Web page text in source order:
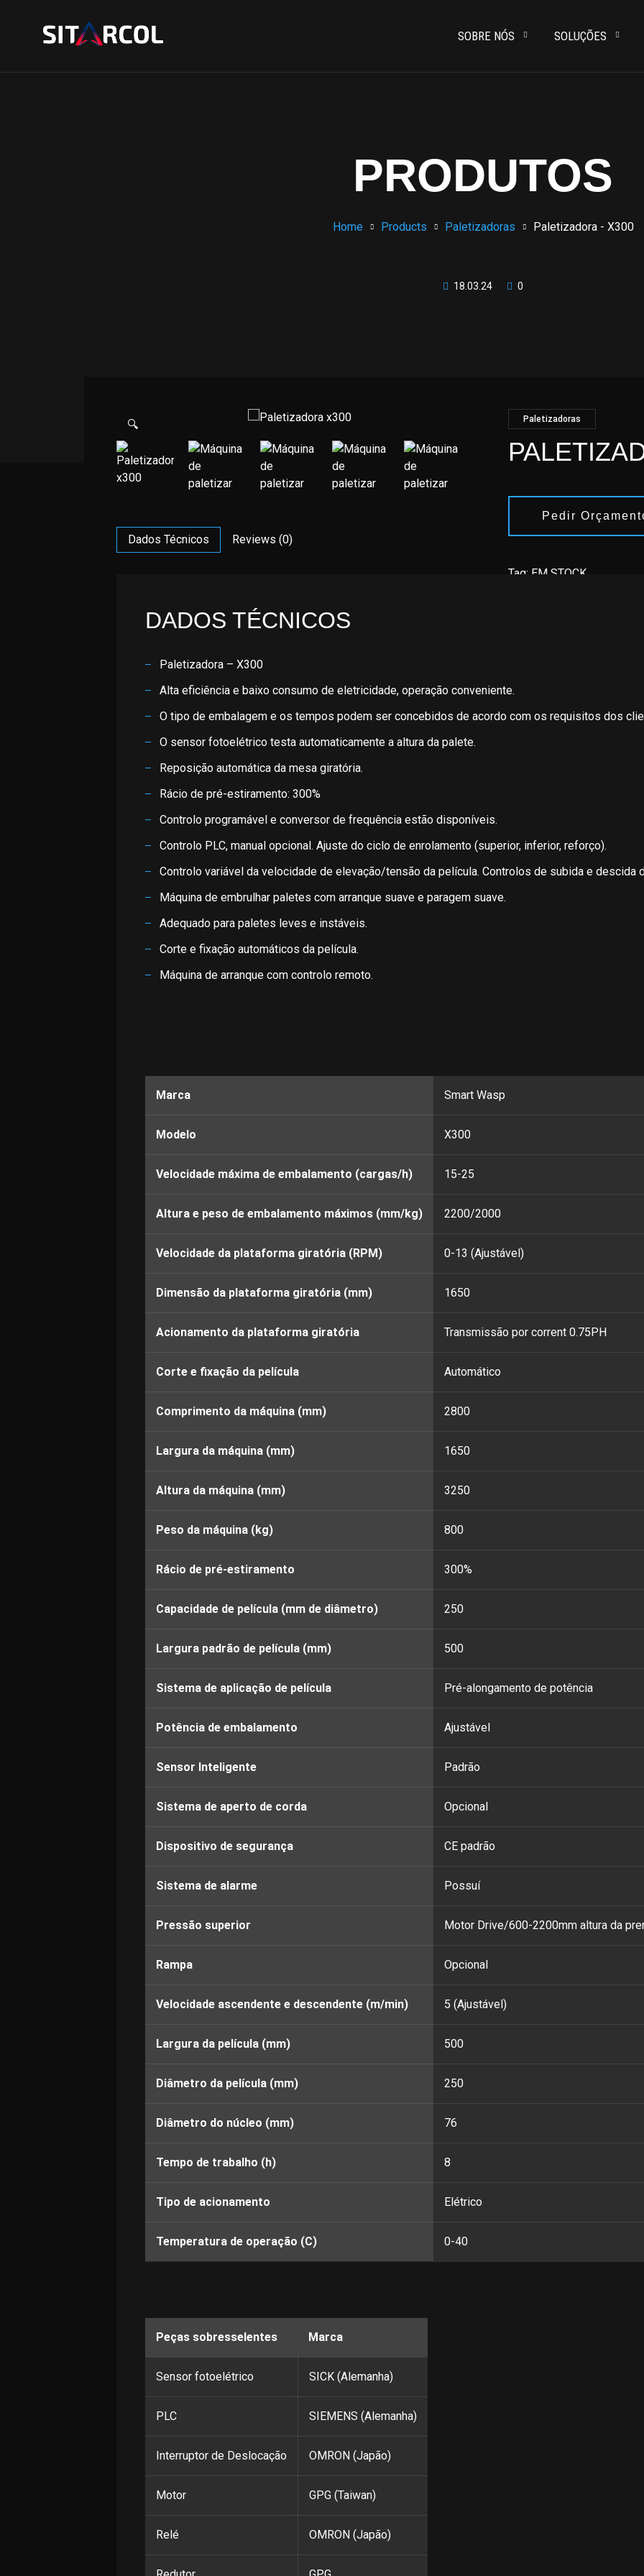
SOBRE NÓS SOLUÇÕES
PRODUTOS
Home Products Paletizadoras Paletizadora - X300
18.03.24 0
🔍 Paletizadoras
Pedir
Tag: EM STOCK
Dados Técnicos Reviews (0)
DADOS TÉCNICOS
Paletizadora – X300
Alta eficiência e baixo consumo de eletricidade, operação conveniente.
O tipo de embalagem e os tempos podem ser concebidos de acordo com os requisitos dos
O sensor fotoelétrico testa automaticamente a altura da palete.
Reposição automática da mesa giratória.
Rácio de pré-estiramento: 300%
Controlo programável e conversor de frequência estão disponíveis.
Controlo PLC, manual opcional. Ajuste do ciclo de enrolamento (superior, inferior, reforço).
Controlo variável da velocidade de elevação/tensão da película. Controlos de subida e descida
Máquina de embrulhar paletes com arranque suave e paragem suave.
Adequado para paletes leves e instáveis.
Corte e fixação automáticos da película.
Máquina de arranque com controlo remoto.
Marca Smart Wasp
Modelo X300
Velocidade máxima de embalamento (cargas/h) 15-25
Altura e peso de embalamento máximos (mm/kg) 2200/2000
Velocidade da plataforma giratória (RPM) 0-13 (Ajustável)
Dimensão da plataforma giratória (mm) 1650
Acionamento da plataforma giratória Transmissão por corrent 0.75PH
Corte e fixação da película Automático
Comprimento da máquina (mm) 2800
Largura da máquina (mm) 1650
Altura da máquina (mm) 3250
Peso da máquina (kg) 800
Rácio de pré-estiramento 300%
Capacidade de película (mm de diâmetro) 250
Largura padrão de película (mm) 500
Sistema de aplicação de película Pré-alongamento de potência
Potência de embalamento Ajustável
Sensor Inteligente Padrão
Sistema de aperto de corda Opcional
Dispositivo de segurança CE padrão
Sistema de alarme Possuí
Pressão superior Motor Drive/600-2200mm altura da
Rampa Opcional
Velocidade ascendente e descendente (m/min) 5 (Ajustável)
Largura da película (mm) 500
Diâmetro da película (mm) 250
Diâmetro do núcleo (mm) 76
Tempo de trabalho (h) 8
Tipo de acionamento Elétrico
Temperatura de operação (C) 0-40
Peças sobresselentes Marca
Sensor fotoelétrico SICK (Alemanha)
PLC SIEMENS (Alemanha)
Interruptor de Deslocação OMRON (Japão)
Motor GPG (Taiwan)
Relé OMRON (Japão)